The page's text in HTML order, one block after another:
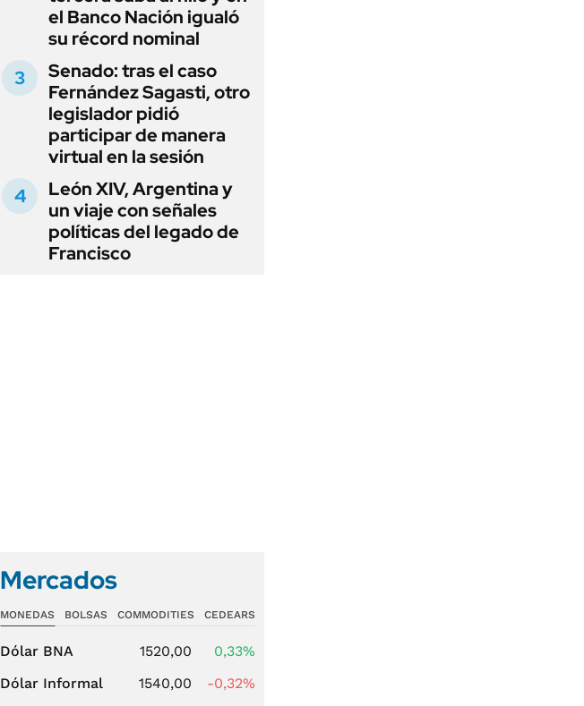
el Banco Nación igualó
su récord nominal
Senado: tras el caso
Fernández Sagasti, otro
legislador pidió
participar de manera
virtual en la sesión
León XIV, Argentina y
un viaje con señales
políticas del legado de
Francisco
Mercados
MONEDAS BOLSAS COMMODITIES CEDEARS
Dólar BNA 1520,00
0,33%
Dólar Informal
1540,00
-0,32%